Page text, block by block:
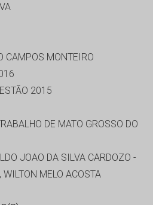
CAMPOS MONTEIRO
2015
DE MATO GROSSO DO
JOAO DA SILVA CARDOZO -
MELO ACOSTA